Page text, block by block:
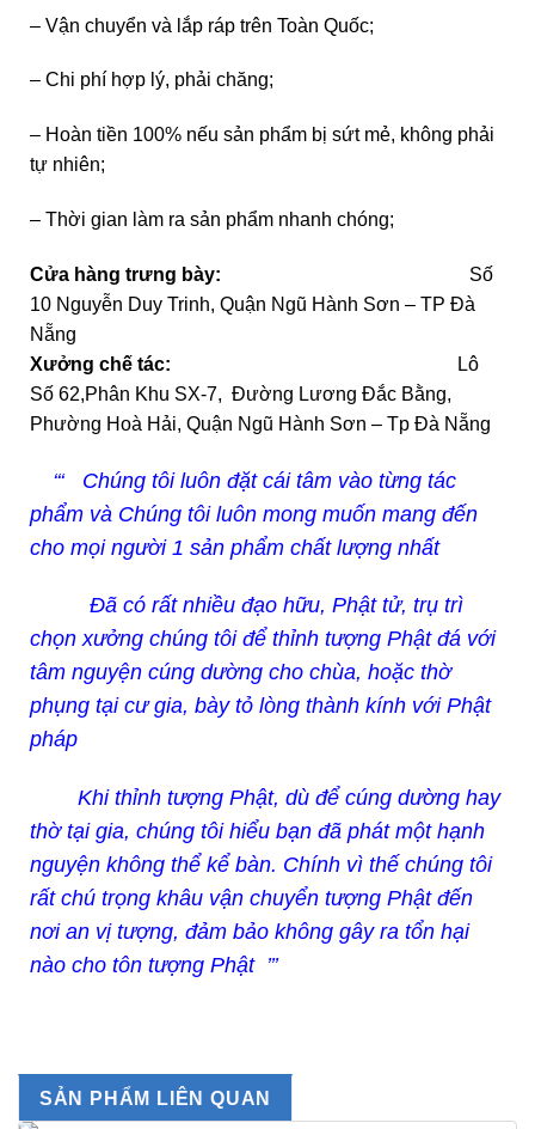
– Vận chuyển và lắp ráp trên Toàn Quốc;
– Chi phí hợp lý, phải chăng;
– Hoàn tiền 100% nếu sản phẩm bị sứt mẻ, không phải
tự nhiên;
– Thời gian làm ra sản phẩm nhanh chóng;
Cửa hàng trưng bày:
Số
10 Nguyễn Duy Trinh, Quận Ngũ Hành Sơn – TP Đà
Nẵng
Xưởng chế tác:
Lô
Số 62,Phân Khu SX-7, Đường Lương Đắc Bằng,
Phường Hoà Hải, Quận Ngũ Hành Sơn – Tp Đà Nẵng
‘‘‘ Chúng tôi luôn đặt cái tâm vào từng tác
phẩm và Chúng tôi luôn mong muốn mang đến
cho mọi người 1 sản phẩm chất lượng nhất
Đã có rất nhiều đạo hữu, Phật tử, trụ trì
chọn xưởng chúng tôi để thỉnh tượng Phật đá với
tâm nguyện cúng dường cho chùa, hoặc thờ
phụng tại cư gia, bày tỏ lòng thành kính với Phật
pháp
Khi thỉnh tượng Phật, dù để cúng dường hay
thờ tại gia, chúng tôi hiểu bạn đã phát một hạnh
nguyện không thể kể bàn. Chính vì thế chúng tôi
rất chú trọng khâu vận chuyển tượng Phật đến
nơi an vị tượng, đảm bảo không gây ra tổn hại
nào cho tôn tượng Phật ’’’
SẢN PHẨM LIÊN QUAN